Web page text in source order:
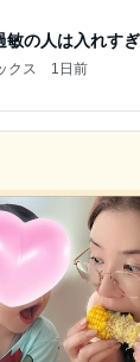
器より選んだラ
クス 23時間前